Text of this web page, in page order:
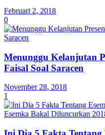
Februari 2, 2018
0
Menunggu Kelanjutan
Faisal Soal Saracen
November 28, 2018
1